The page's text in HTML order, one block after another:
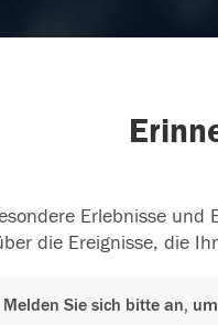
Erlebnisse und
die Ereignisse, die
Melden Sie sich bitte an,